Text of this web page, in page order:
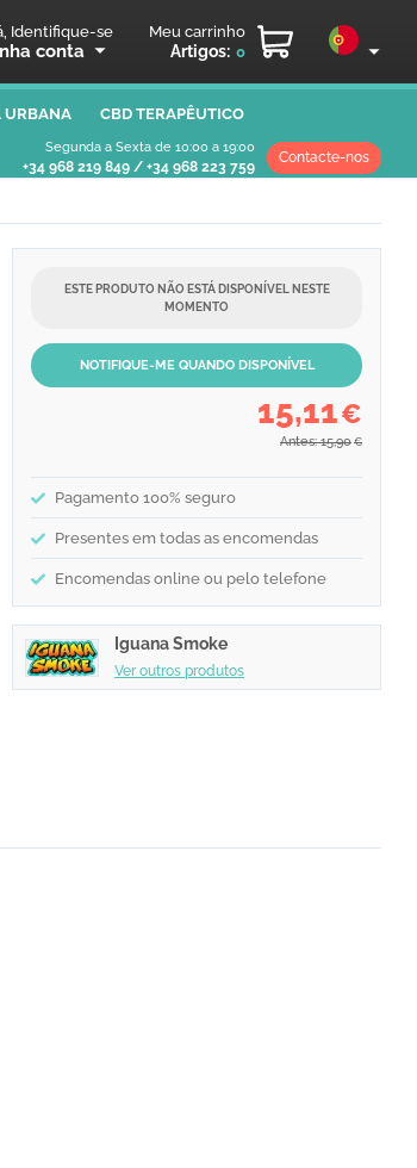
Identifique-se
conta
Meu carrinho
Artigos: 0
URBANA CBD TERAPÊUTICO
Segunda a Sexta de 10:00 a 19:00
+34 968 219 849 / +34 968 223 759
Contacte-nos
ESTE PRODUTO NÃO ESTÁ DISPONÍVEL NESTE
MOMENTO
NOTIFIQUE-ME QUANDO DISPONÍVEL
15,11€
Antes: 15,90 €
Pagamento 100% seguro
Presentes em todas as encomendas
Encomendas online ou pelo telefone
Iguana Smoke
Ver outros produtos